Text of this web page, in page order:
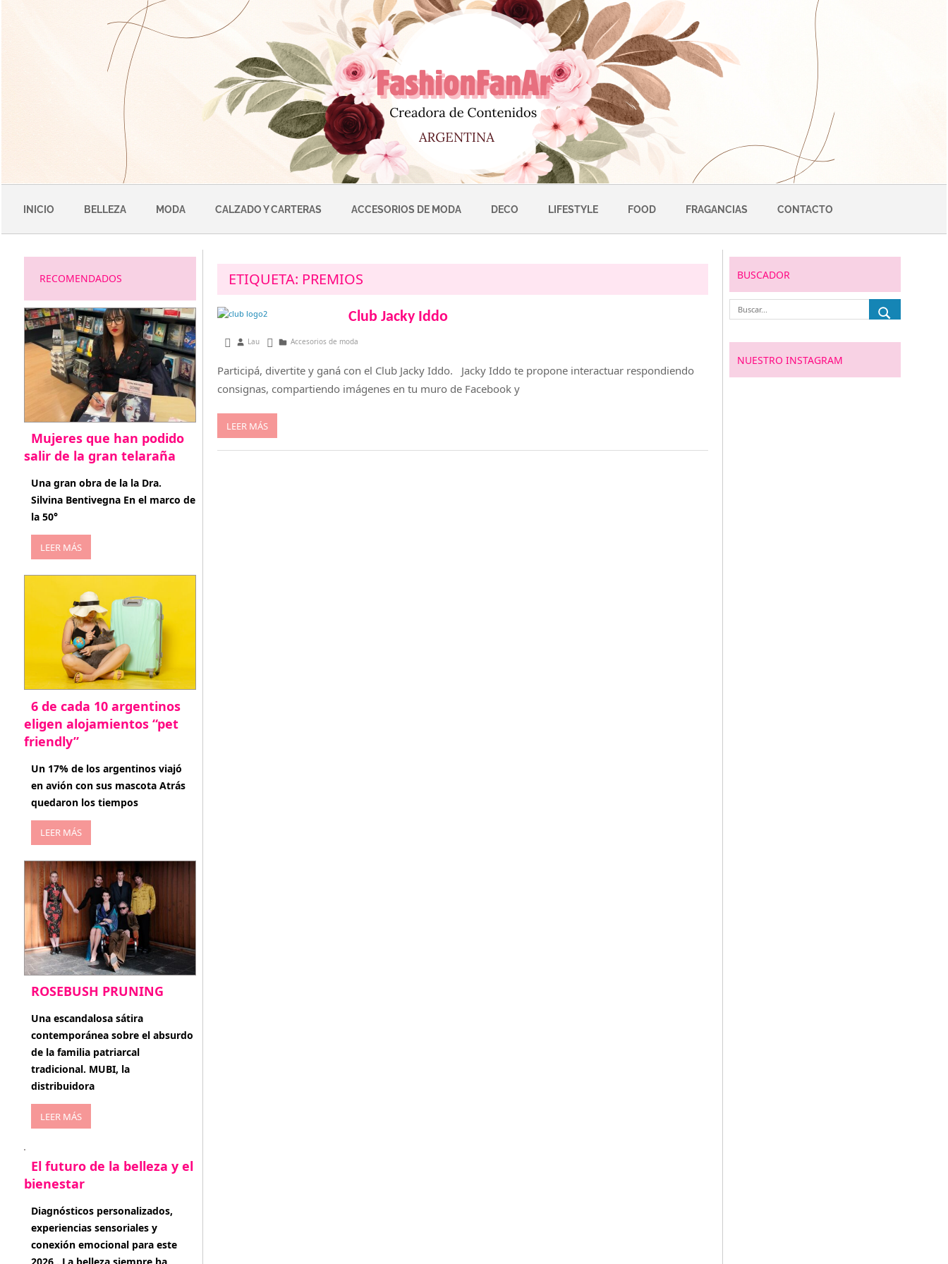
INICIO BELLEZA MODA CALZADO Y CARTERAS ACCESORIOS DE MODA DECO LIFESTYLE FOOD FRAGANCIAS CONTACTO
ETIQUETA: PREMIOS
Club Jacky Iddo
abril 18, 2013
Lau Accesorios de moda
Participá, divertite y ganá con el Club Jacky Iddo. Jacky Iddo te propone interactuar respondiendo
consignas, compartiendo imágenes en tu muro de Facebook y
LEER MÁS
RECOMENDADOS
Mujeres que han podido
salir de la gran telaraña
abril 29, 2026
Una gran obra de la la Dra.
Silvina Bentivegna En el marco de
la 50°
LEER MÁS
6 de cada 10 argentinos
eligen alojamientos “pet
friendly”
abril 27, 2026
Un 17% de los argentinos viajó
en avión con sus mascota Atrás
quedaron los tiempos
LEER MÁS
ROSEBUSH PRUNING
enero 20, 2026
Una escandalosa sátira
contemporánea sobre el absurdo
de la familia patriarcal
tradicional. MUBI, la
distribuidora
LEER MÁS
El futuro de la belleza y el
bienestar
enero 15, 2026
Diagnósticos personalizados,
experiencias sensoriales y
conexión emocional para este
BUSCADOR
NUESTRO INSTAGRAM